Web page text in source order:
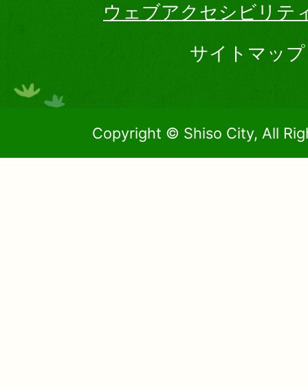
ウェブアクセシビリテ
サイトマップ
Copyright © Shiso City, All